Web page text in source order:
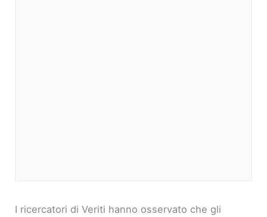
I ricercatori di Veriti hanno osservato che gli